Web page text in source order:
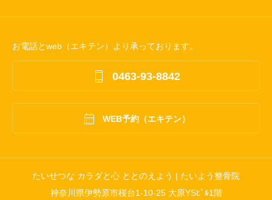
お電話とweb（エキテン）より承っております。
 0463-93-8842
 WEB予約（エキテン）
たいせつな カラダと心 ととのえよう | たいよう整骨院
神奈川県伊勢原市桜台1-10-25 大原YSﾋﾞﾙ1階